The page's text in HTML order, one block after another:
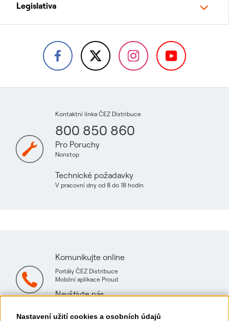
Nastavení užití cookies a osobních údajů
Legislativa
Kontaktní linka ČEZ Distribuce
800 850 860
Pro Poruchy
Nonstop
Technické požadavky
V pracovní dny od 8 do 18 hodin
Komunikujte online
Portály ČEZ Distribuce
Mobilní aplikace Proud
Navštivte nás